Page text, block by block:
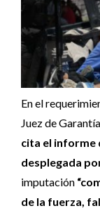
En el
Juez de
cita el informe
desplegada
imputación
de la fuerza,